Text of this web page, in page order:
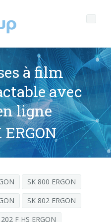
PET/ rPET
à film
avec
ligne
SK 800 ERGON
SK 802 ERGON
F HS ERGON